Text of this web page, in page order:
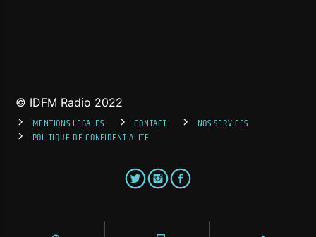
© IDFM Radio 2022
MENTIONS LÉGALES CONTACT
NOS SERVICES
POLITIQUE DE CONFIDENTIALITÉ